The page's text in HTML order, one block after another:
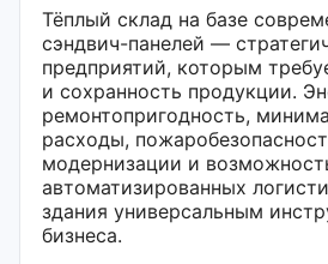
Тёплый склад на базе
сэндвич-панелей —
предприятий, которым
и сохранность продукции.
ремонтопригодность,
расходы,
модернизации и
автоматизированных
здания универсальным
бизнеса.